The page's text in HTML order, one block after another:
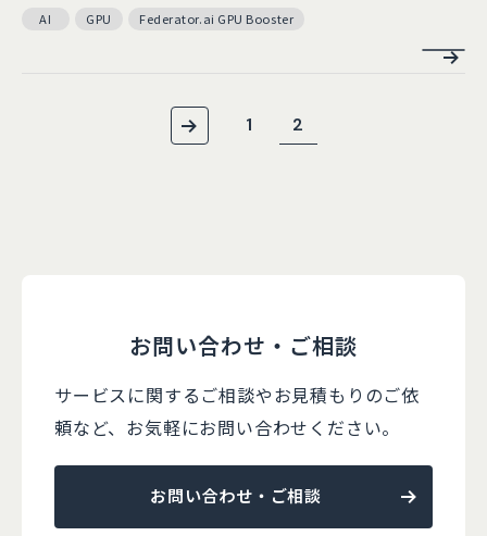
AI GPU Federator.ai GPU Booster
1 2
お問い合わせ・ご相談
サービスに関するご相談やお見積もりのご依
頼など、 お気軽にお問い合わせください。
お問い合わせ・ご相談